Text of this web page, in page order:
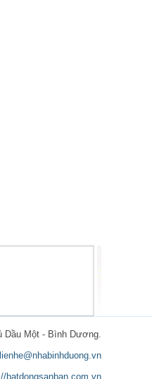
Dầu Một - Bình Dương.
lienhe@nhabinhduong.vn
batdongsanban.com.vn